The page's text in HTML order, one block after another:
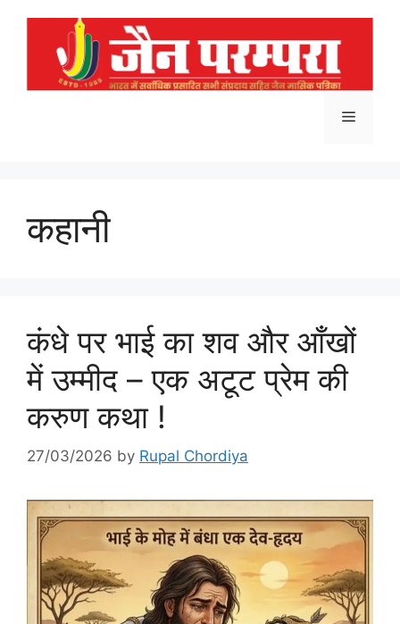
Menu
कहानी
कंधे पर भाई का शव और आँखों
में उम्मीद – एक अटूट प्रेम की
करुण कथा !
27/03/2026 by Rupal Chordiya